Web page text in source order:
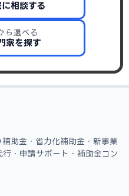
相談する
ら選べる
家を探す
助金・省力化補助金・新事業
・申請サポート・補助金コン